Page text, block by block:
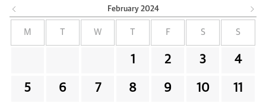
February 2024
M W F S S
1 2 3 4
5 6 7 8 9 10 11